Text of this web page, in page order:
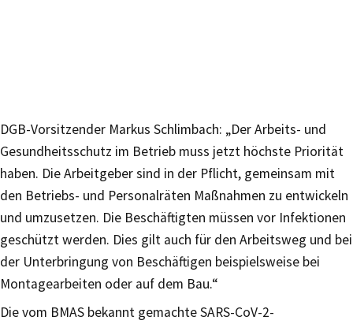
DGB-Vorsitzender Markus Schlimbach: „Der Arbeits- und
Gesundheitsschutz im Betrieb muss jetzt höchste Priorität
haben. Die Arbeitgeber sind in der Pflicht, gemeinsam mit
den Betriebs- und Personalräten Maßnahmen zu entwickeln
und umzusetzen. Die Beschäftigten müssen vor Infektionen
geschützt werden. Dies gilt auch für den Arbeitsweg und bei
der Unterbringung von Beschäftigen beispielsweise bei
Montagearbeiten oder auf dem Bau.“
Die vom BMAS bekannt gemachte SARS-CoV-2-